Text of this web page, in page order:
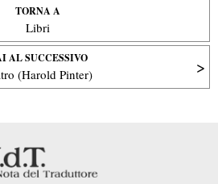
TORNA A
Libri
AL SUCCESSIVO
(Harold Pinter)